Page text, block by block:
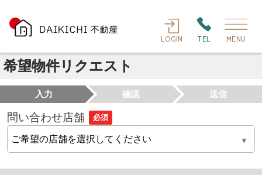
LOGIN TEL MENU
希望物件リクエスト
入力 確認 送信
問い合わせ店舗 必須